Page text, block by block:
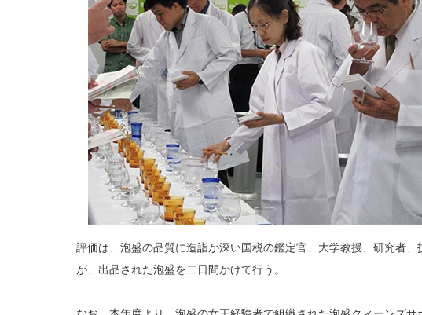
評価は、泡盛の品質に造詣が深い国税の鑑定官、大学教授、研究者
が、出品された泡盛を二日間かけて行う。